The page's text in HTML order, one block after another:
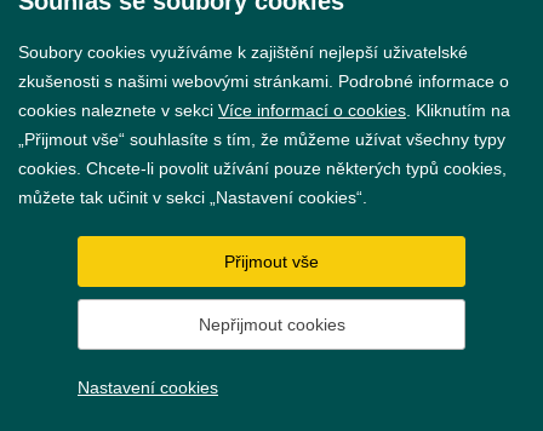
Nastavení cookies
Vytvořil webProgress
Soubory cookies využíváme k zajištění nejlepší uživatelské
zkušenosti s našimi webovými stránkami. Podrobné informace o
cookies naleznete v sekci Více informací o cookies . Kliknutím na
„Přijmout vše“ souhlasíte s tím, že můžeme užívat všechny typy
cookies. Chcete-li povolit užívání pouze některých typů cookies,
můžete tak učinit v sekci „Nastavení cookies“.
Přijmout vše
Nepřijmout cookies
Nastavení cookies